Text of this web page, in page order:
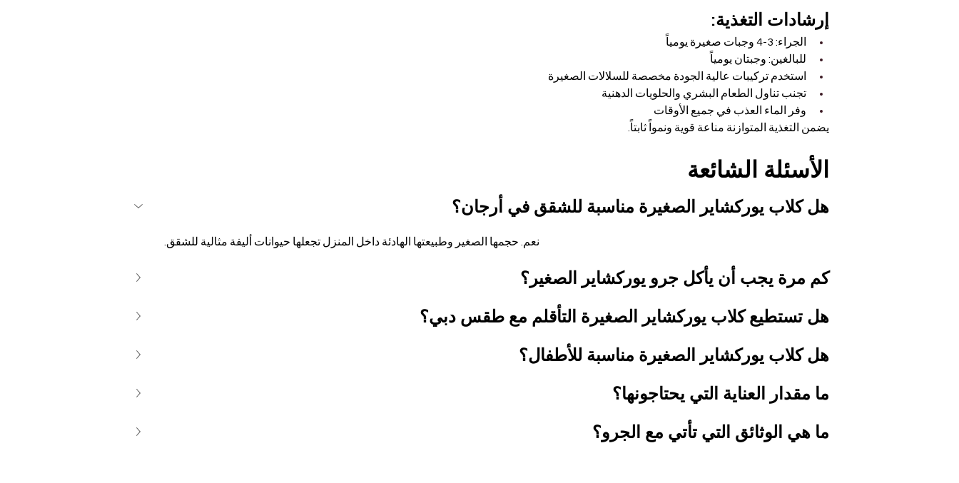
إرشادات التغذية:
الجراء: 3-4 وجبات صغيرة يومياً
للبالغين: وجبتان يومياً
استخدم تركيبات عالية الجودة مخصصة للسلالات الصغيرة
تجنب تناول الطعام البشري والحلويات الدهنية
وفر الماء العذب في جميع الأوقات
يضمن التغذية المتوازنة مناعة قوية ونمواً ثابتاً.
الأسئلة الشائعة
هل كلاب يوركشاير الصغيرة مناسبة للشقق في أرجان؟
نعم. حجمها الصغير وطبيعتها الهادئة داخل المنزل تجعلها حيوانات أليفة مثالية للشقق.
كم مرة يجب أن يأكل جرو يوركشاير الصغير؟
هل تستطيع كلاب يوركشاير الصغيرة التأقلم مع طقس دبي؟
هل كلاب يوركشاير الصغيرة مناسبة للأطفال؟
ما مقدار العناية التي يحتاجونها؟
ما هي الوثائق التي تأتي مع الجرو؟